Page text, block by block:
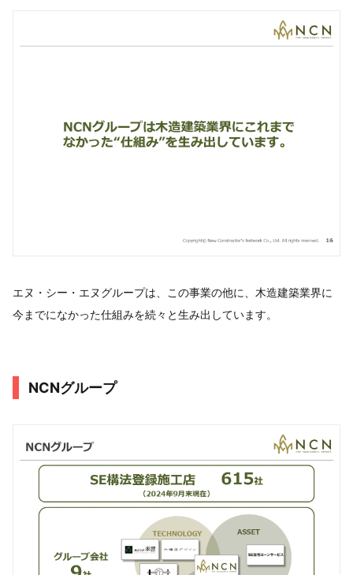
エヌ・シー・エヌグループは、この事業の他に、木造建築業界に
今までになかった仕組みを続々と生み出しています。
NCNグループ